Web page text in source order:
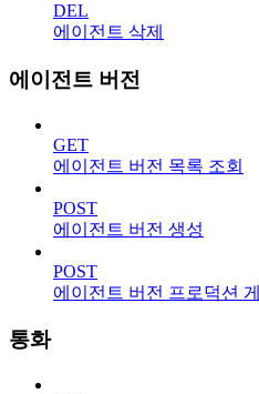
DEL
에이전트 삭제
에이전트 버전
GET
에이전트 버전 목록 조회
POST
에이전트 버전 생성
POST
에이전트 버전 프로덕션 게
통화